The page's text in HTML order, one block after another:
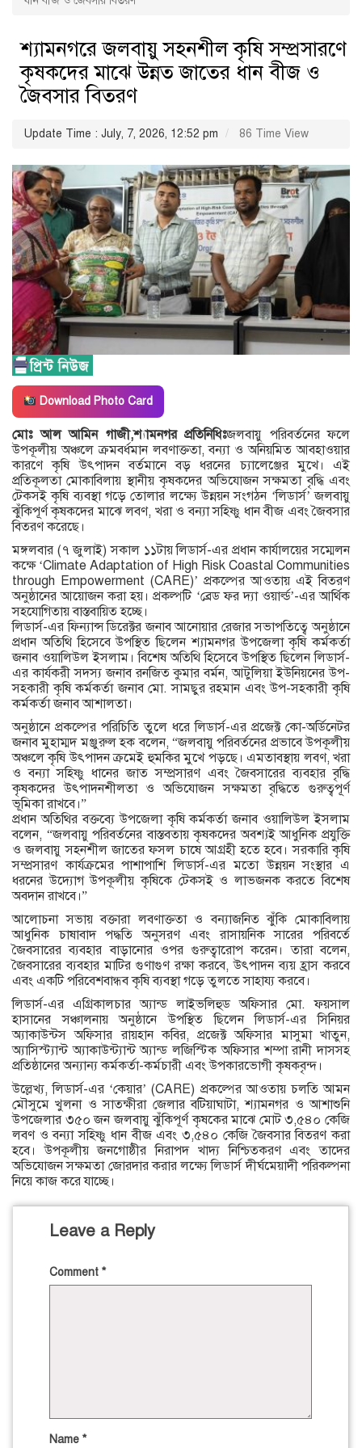
শ্যামনগরে জলবায়ু সহনশীল কৃষি সম্প্রসারণে
কৃষকদের মাঝে উন্নত জাতের ধান বীজ ও
জৈবসার বিতরণ
Update Time : July, 7, 2026, 12:52 pm 86 Time View
Download Photo Card
মোঃ আল আমিন গাজী,শ্যামনগর প্রতিনিধিঃজলবায়ু পরিবর্তনের ফলে
উপকূলীয় অঞ্চলে ক্রমবর্ধমান লবণাক্ততা, বন্যা ও অনিয়মিত আবহাওয়ার
কারণে কৃষি উৎপাদন বর্তমানে বড় ধরনের চ্যালেঞ্জের মুখে। এই
প্রতিকূলতা মোকাবিলায় স্থানীয় কৃষকদের অভিযোজন সক্ষমতা বৃদ্ধি এবং
টেকসই কৃষি ব্যবস্থা গড়ে তোলার লক্ষ্যে উন্নয়ন সংগঠন ‘লিডার্স’ জলবায়ু
ঝুঁকিপূর্ণ কৃষকদের মাঝে লবণ, খরা ও বন্যা সহিষ্ণু ধান বীজ এবং জৈবসার
বিতরণ করেছে।
মঙ্গলবার (৭ জুলাই) সকাল ১১টায় লিডার্স-এর প্রধান কার্যালয়ের সম্মেলন
কক্ষে ‘Climate Adaptation of High Risk Coastal Communities
through Empowerment (CARE)’ প্রকল্পের আওতায় এই বিতরণ
অনুষ্ঠানের আয়োজন করা হয়। প্রকল্পটি ‘ব্রেড ফর দ্যা ওয়ার্ল্ড’-এর আর্থিক
সহযোগিতায় বাস্তবায়িত হচ্ছে।
লিডার্স-এর ফিন্যান্স ডিরেক্টর জনাব আনোয়ার রেজার সভাপতিত্বে অনুষ্ঠানে
প্রধান অতিথি হিসেবে উপস্থিত ছিলেন শ্যামনগর উপজেলা কৃষি কর্মকর্তা
জনাব ওয়ালিউল ইসলাম। বিশেষ অতিথি হিসেবে উপস্থিত ছিলেন লিডার্স-
এর কার্যকরী সদস্য জনাব রনজিত কুমার বর্মন, আটুলিয়া ইউনিয়নের উপ-
সহকারী কৃষি কর্মকর্তা জনাব মো. সামছুর রহমান এবং উপ-সহকারী কৃষি
কর্মকর্তা জনাব আশালতা।
অনুষ্ঠানে প্রকল্পের পরিচিতি তুলে ধরে লিডার্স-এর প্রজেক্ট কো-অর্ডিনেটর
জনাব মুহাম্মদ মঞ্জুরুল হক বলেন, “জলবায়ু পরিবর্তনের প্রভাবে উপকূলীয়
অঞ্চলে কৃষি উৎপাদন ক্রমেই হুমকির মুখে পড়ছে। এমতাবস্থায় লবণ, খরা
ও বন্যা সহিষ্ণু ধানের জাত সম্প্রসারণ এবং জৈবসারের ব্যবহার বৃদ্ধি
কৃষকদের উৎপাদনশীলতা ও অভিযোজন সক্ষমতা বৃদ্ধিতে গুরুত্বপূর্ণ
ভূমিকা রাখবে।”
প্রধান অতিথির বক্তব্যে উপজেলা কৃষি কর্মকর্তা জনাব ওয়ালিউল ইসলাম
বলেন, “জলবায়ু পরিবর্তনের বাস্তবতায় কৃষকদের অবশ্যই আধুনিক প্রযুক্তি
ও জলবায়ু সহনশীল জাতের ফসল চাষে আগ্রহী হতে হবে। সরকারি কৃষি
সম্প্রসারণ কার্যক্রমের পাশাপাশি লিডার্স-এর মতো উন্নয়ন সংস্থার এ
ধরনের উদ্যোগ উপকূলীয় কৃষিকে টেকসই ও লাভজনক করতে বিশেষ
অবদান রাখবে।”
আলোচনা সভায় বক্তারা লবণাক্ততা ও বন্যাজনিত ঝুঁকি মোকাবিলায়
আধুনিক চাষাবাদ পদ্ধতি অনুসরণ এবং রাসায়নিক সারের পরিবর্তে
জৈবসারের ব্যবহার বাড়ানোর ওপর গুরুত্বারোপ করেন। তারা বলেন,
জৈবসারের ব্যবহার মাটির গুণাগুণ রক্ষা করবে, উৎপাদন ব্যয় হ্রাস করবে
এবং একটি পরিবেশবান্ধব কৃষি ব্যবস্থা গড়ে তুলতে সাহায্য করবে।
লিডার্স-এর এগ্রিকালচার অ্যান্ড লাইভলিহুড অফিসার মো. ফয়সাল
হাসানের সঞ্চালনায় অনুষ্ঠানে উপস্থিত ছিলেন লিডার্স-এর সিনিয়র
অ্যাকাউন্টস অফিসার রায়হান কবির, প্রজেক্ট অফিসার মাসুমা খাতুন,
অ্যাসিস্ট্যান্ট অ্যাকাউন্ট্যান্ট অ্যান্ড লজিস্টিক অফিসার শম্পা রানী দাসসহ
প্রতিষ্ঠানের অন্যান্য কর্মকর্তা-কর্মচারী এবং উপকারভোগী কৃষকবৃন্দ।
উল্লেখ্য, লিডার্স-এর ‘কেয়ার’ (CARE) প্রকল্পের আওতায় চলতি আমন
মৌসুমে খুলনা ও সাতক্ষীরা জেলার বটিয়াঘাটা, শ্যামনগর ও আশাশুনি
উপজেলার ৩৫০ জন জলবায়ু ঝুঁকিপূর্ণ কৃষকের মাঝে মোট ৩,৫৪০ কেজি
লবণ ও বন্যা সহিষ্ণু ধান বীজ এবং ৩,৫৪০ কেজি জৈবসার বিতরণ করা
হবে। উপকূলীয় জনগোষ্ঠীর নিরাপদ খাদ্য নিশ্চিতকরণ এবং তাদের
অভিযোজন সক্ষমতা জোরদার করার লক্ষ্যে লিডার্স দীর্ঘমেয়াদী পরিকল্পনা
নিয়ে কাজ করে যাচ্ছে।
Leave a Reply
Comment *
Name *